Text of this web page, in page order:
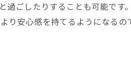
過ごしたりすることも可能です
安心感を持てるようになるの